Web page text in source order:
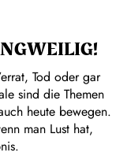
Tod oder gar
sind die Themen
heute bewegen.
man Lust hat,